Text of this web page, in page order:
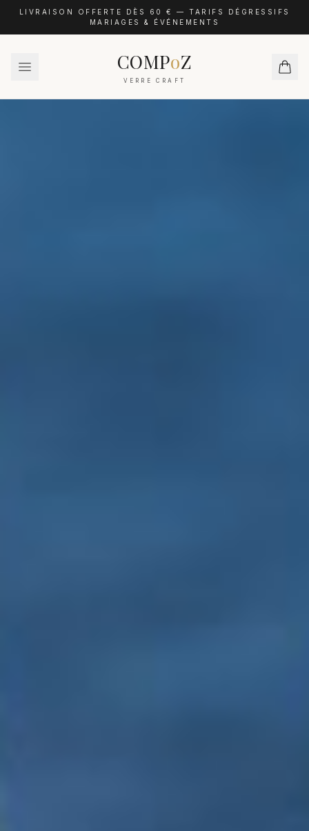
LIVRAISON OFFERTE DÈS 60 € — TARIFS DÉGRESSIFS
MARIAGES & ÉVÉNEMENTS
COMPoZ
VERRE CRAFT